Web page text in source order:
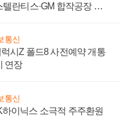
텔란티스·GM 합작공장 건
통신
시Z 폴드8 사전예약 개통
연장
통신
이닉스 소극적 주주환원